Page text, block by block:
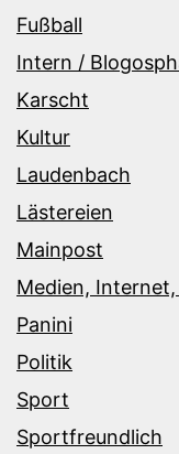
Fußball
Intern /
Karscht
Kultur
Laudenbach
Lästereien
Mainpost
Medien,
Panini
Politik
Sport
Sportfreundlich